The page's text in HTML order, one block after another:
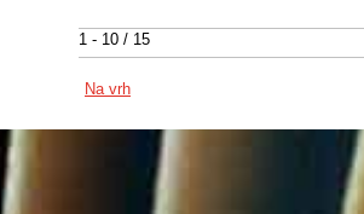
1 - 10 / 15
Na vrh